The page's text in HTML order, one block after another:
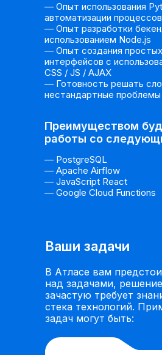
В Атласе вам
над задачами,
зачастую требует
стека технологий.
задач могут быть:
Преимуществом
работы со
— Опыт использования
автоматизации
— Опыт разработки
использованием Node.js
— Опыт создания
интерфейсов с
CSS / JS / AJAX
— Готовность решать
нестандартные проблемы
Ваши задачи
— PostgreSQL
— Apache Airflow
— JavaScript React
— Google Cloud Functions